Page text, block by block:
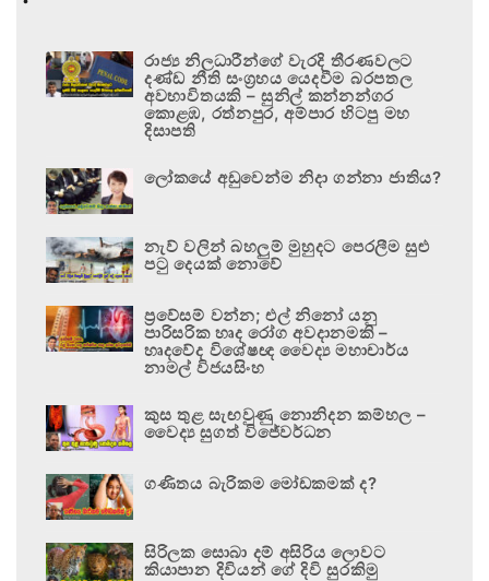
රාජ්‍ය නිලධාරීන්ගේ වැරදි තීරණවලට
දණ්ඩ නීති සංග්‍රහය යෙදවීම බරපතල
අවභාවිතයකි – සුනිල් කන්නන්ගර
කොළඹ, රත්නපුර, අම්පාර හිටපු මහ
දිසාපති
ලෝකයේ අඩුවෙන්ම නිදා ගන්නා ජාතිය?
නැව් වලින් බහලුම් මුහුදට පෙරලීම සුළු
පටු දෙයක් නොවේ
ප්‍රවේසම් වන්න; එල් නිනෝ යනු
පාරිසරික හෘද රෝග අවදානමකි –
හෘදවේද විශේෂඥ වෛද්‍ය මහාචාර්ය
නාමල් විජයසිංහ
කුස තුළ සැඟවුණු නොනිදන කම්හල –
වෛද්‍ය සුගත් විජේවර්ධන
ගණිතය බැරිකම මෝඩකමක් ද?
සිරිලක සොබා දම් අසිරිය ලොවට
කියාපාන දිවියන් ගේ දිවි සුරකිමු